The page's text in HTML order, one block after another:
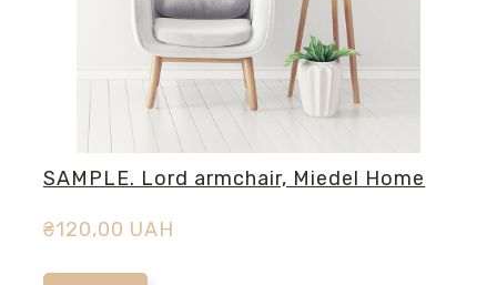
SAMPLE. Lord armchair, Miedel Home
₴120,00 UAH